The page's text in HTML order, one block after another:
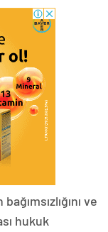
ve
hukuk